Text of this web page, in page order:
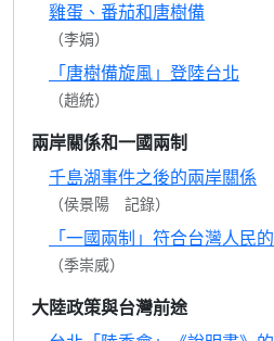
雞蛋、番茄和唐樹備
（李娟）
「唐樹備旋風」登陸台北
（趙統）
兩岸關係和一國兩制
千島湖事件之後的兩岸關係
（侯景陽 記錄）
「一國兩制」符合台灣人民
（季崇威）
大陸政策與台灣前途